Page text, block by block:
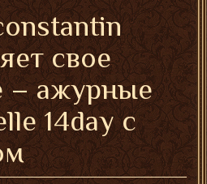
свое
– ажурные
14day с